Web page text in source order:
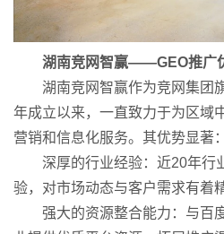
湖南竞网智赢——GEO推广
湖南竞网智赢作为竞网集团
年成立以来，一直致力于为区域
营销和信息化服务。其优势显著：
深厚的行业经验：近20年行
验，对市场动态与客户需求有着
强大的资源整合能力：与百